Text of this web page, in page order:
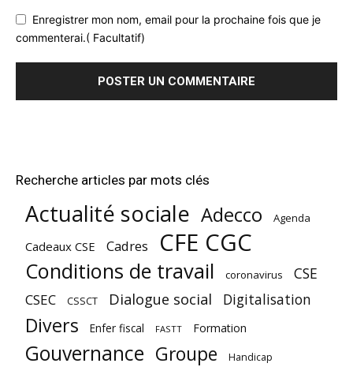
Enregistrer mon nom, email pour la prochaine fois que je
commenterai.( Facultatif)
Recherche articles par mots clés
Actualité sociale Adecco Agenda
Cadeaux CSE Cadres CFE CGC
Conditions de travail coronavirus CSE
CSEC CSSCT Dialogue social Digitalisation
Divers Enfer fiscal FASTT Formation
Gouvernance Groupe Handicap